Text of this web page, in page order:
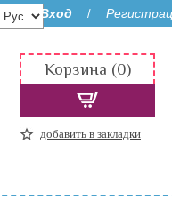
Вход /
Корзина (0)
добавить в закладки